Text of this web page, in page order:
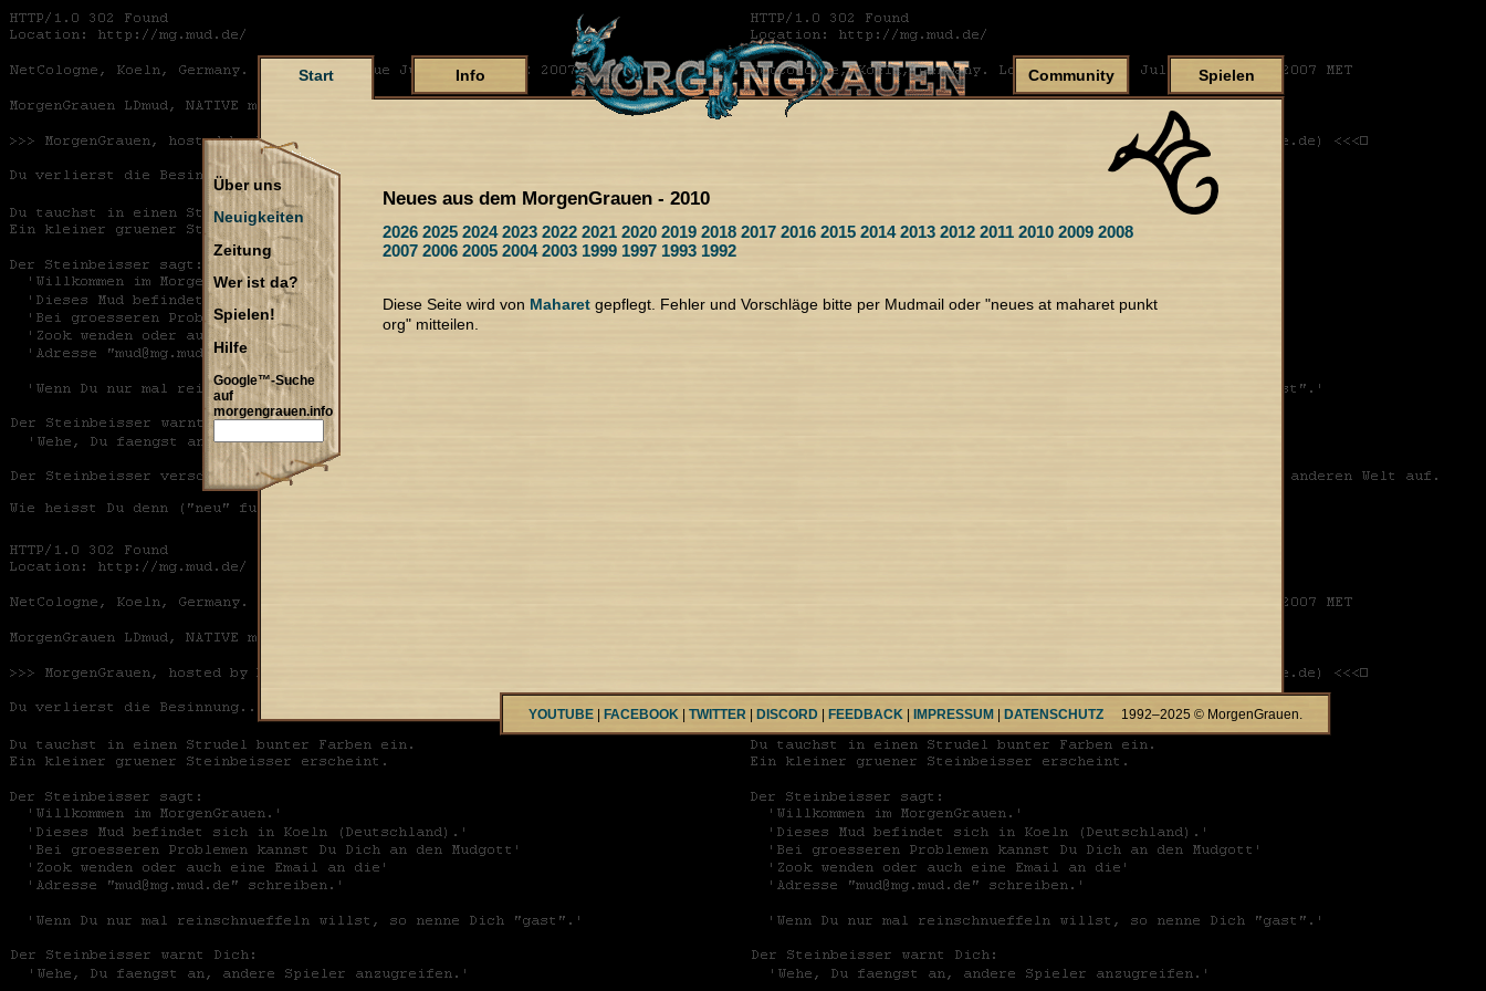
Start Info Community Spielen
Über uns
Neuigkeiten
Zeitung
Wer ist da?
Spielen!
Hilfe
Google™-Suche
auf
morgengrauen.info
Neues aus dem MorgenGrauen - 2010
2026 2025 2024 2023 2022 2021 2020 2019 2018 2017 2016 2015 2014 2013 2012 2011 2010 2009 2008
2007 2006 2005 2004 2003 1999 1997 1993 1992
Diese Seite wird von Maharet gepflegt. Fehler und Vorschläge bitte per Mudmail oder "neues at maharet punkt
org" mitteilen.
YOUTUBE FACEBOOK TWITTER DISCORD FEEDBACK IMPRESSUM DATENSCHUTZ 1992–2025 © MorgenGrauen.